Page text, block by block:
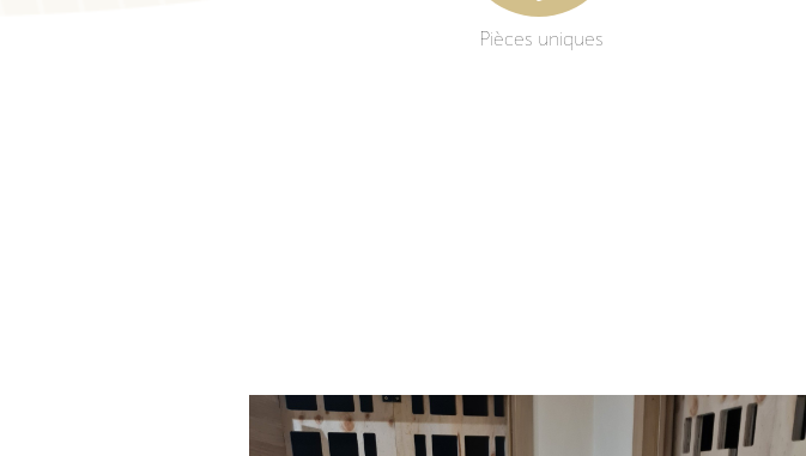
Pièces uniques